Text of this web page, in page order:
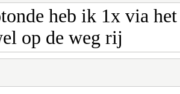
heb ik 1x via
op de weg rij